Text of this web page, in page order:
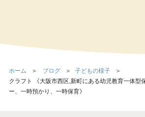
ホーム ブログ
子どもの様子
クラフト 《大阪市西区,新町にある幼児教育一体型
ー、一時預かり、一時保育》